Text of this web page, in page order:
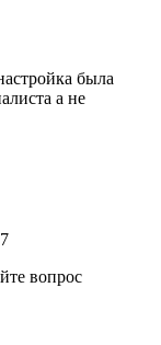
была
а не
вопрос